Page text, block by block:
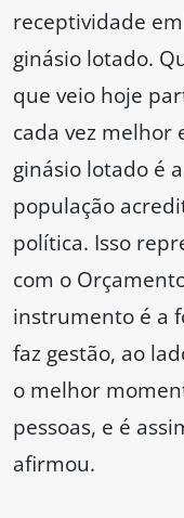
receptividade
ginásio lotado.
que veio hoje
cada vez melhor
ginásio lotado é
população
política. Isso
com o
instrumento é a
faz gestão, ao
o melhor
pessoas, e é
afirmou.